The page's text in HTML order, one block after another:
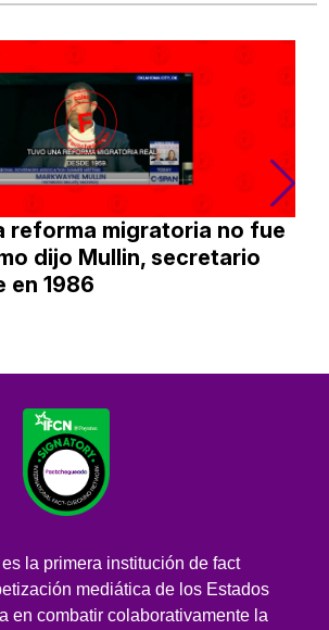
reforma migratoria no fue
dijo Mullin, secretario
en 1986
la primera institución de fact
mediática de los Estados
en combatir colaborativamente la